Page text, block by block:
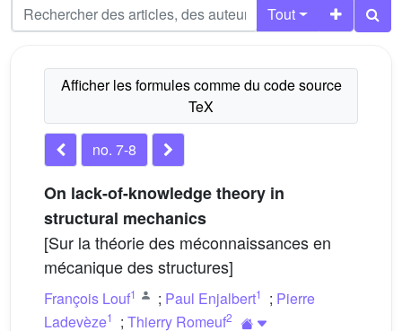
Tout
no. 7-8
On lack-of-knowledge theory in
structural mechanics
[Sur la théorie des méconnaissances en
mécanique des structures]
François Louf1 ; Paul Enjalbert1 ; Pierre
Ladevèze1 ; Thierry Romeuf2